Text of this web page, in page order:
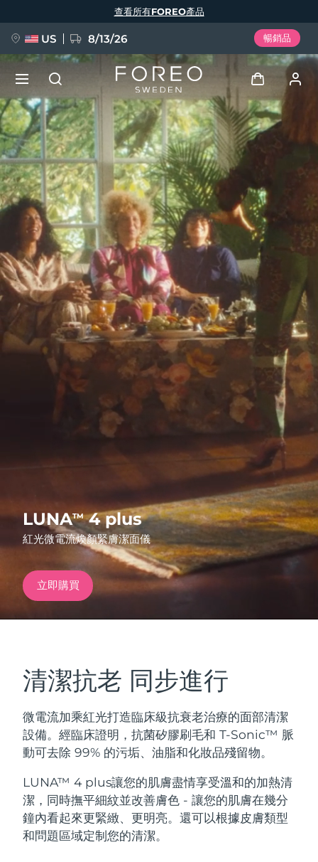
LUNATM4 plus
紅光微電流煥顏緊膚潔面儀
立即購買
清潔抗老 同步進行
微電流加乘紅光打造臨床級抗衰老治療的面部清潔
設備。經臨床證明，抗菌矽膠刷毛和 T-Sonic™ 脈
動可去除 99% 的污垢、油脂和化妝品殘留物。
LUNA™ 4 plus讓您的肌膚盡情享受溫和的加熱清
潔，同時撫平細紋並改善膚色 - 讓您的肌膚在幾分
鐘內看起來更緊緻、更明亮。還可以根據皮膚類型
和問題區域定制您的清潔。
查看所有FOREO產品
US 8/13/26 暢銷品
登入
用戶信息
我的設備
我的訂單
我的地址
我的訂閱
新品
FAQ™ Pure Beauty-Tech Elixir
BREAKING NEWS
issa™ Teeth Whitening Set
FAQ™ Dual LED Panel
暢銷產品
紅光療法
面部清潔
LUNA™ 4 套裝
LUNA™ 4 Plus
Massage, LED heating
緊致提拉
BEAR™ 2 套裝
BEAR™ 2 go
Microcurrent toning on-the-go
補水保濕
UFO™ 3 套裝
口腔護理
issa™ 4
語言
English Deutsch
Español
Français
Italiano
Português
Polski
Svenska
Русский
Türkçe
简体中文 繁體中文
發貨國家
預計送達日期 13/08/2026
預計送達日期12/08/2026
預計送達日期 12/08/2026
15/08/2026
預計送達日期12/08/2026
德國 預計送達日期12/08/2026
加拿大 預計送達日期
巴林 預計送達日期
比利時 預計送達日期 12/08/2026
百慕達 預計送達日期18/08/2026
波士尼亞與赫塞哥維納 預計送達日期15/08/2026
汶萊 預計送達日期17/08/2026